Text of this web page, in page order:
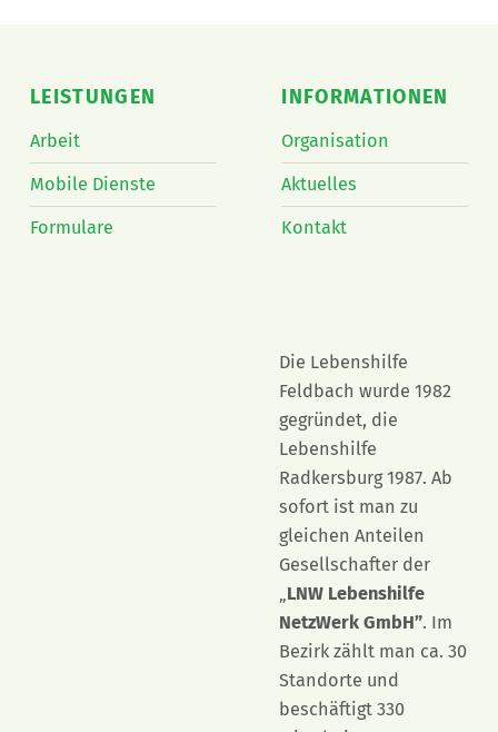
LEISTUNGEN
Arbeit
Mobile Dienste
Formulare
INFORMATIONEN
Organisation
Aktuelles
Kontakt
Die Lebenshilfe
Feldbach wurde 1982
gegründet, die
Lebenshilfe
Radkersburg 1987. Ab
sofort ist man zu
gleichen Anteilen
Gesellschafter der
„LNW Lebenshilfe
NetzWerk GmbH”. Im
Bezirk zählt man ca. 30
Standorte und
beschäftigt 330